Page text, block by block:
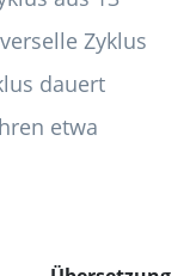
Zyklus
dauert
etwa